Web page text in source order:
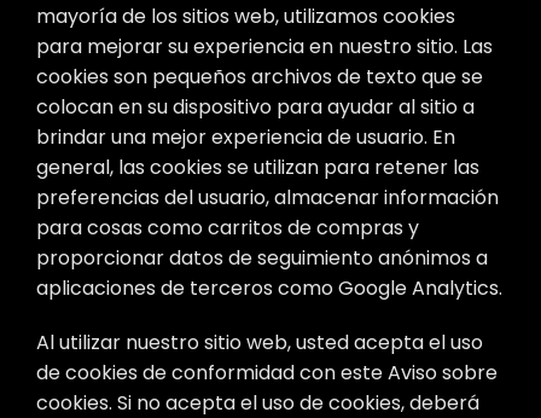
Alquiler dedicado
Cartera
Blog
mayoría de los sitios web, utilizamos cookies
para mejorar su experiencia en nuestro sitio. Las
cookies son pequeños archivos de texto que se
colocan en su dispositivo para ayudar al sitio a
brindar una mejor experiencia de usuario. En
general, las cookies se utilizan para retener las
preferencias del usuario, almacenar información
para cosas como carritos de compras y
proporcionar datos de seguimiento anónimos a
aplicaciones de terceros como Google Analytics.
Al utilizar nuestro sitio web, usted acepta el uso
de cookies de conformidad con este Aviso sobre
cookies. Si no acepta el uso de cookies, deberá